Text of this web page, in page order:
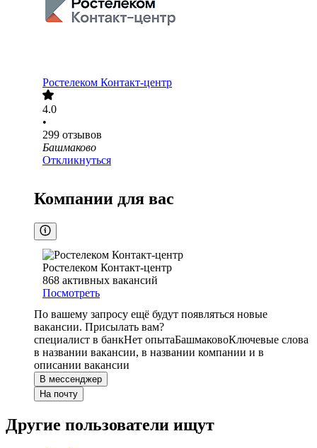
Ростелеком Контакт-центр
4.0
•
299 отзывов
Башмаково
Откликнуться
Компании для вас
Ростелеком Контакт-центр
868 активных вакансий
Посмотреть
По вашему запросу ещё будут появляться новые
вакансии. Присылать вам?
специалист в банкНет опытаБашмаковоКлючевые слова
в названии вакансии, в названии компании и в
описании вакансии
В мессенджер
На почту
Другие пользователи ищут